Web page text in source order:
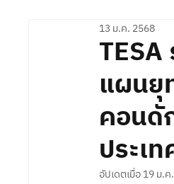
Technology & Product
แผนยุ
คอนดั
ประเ
13 ม.ค. 2568
อัปเดตเมื่อ19 ม.